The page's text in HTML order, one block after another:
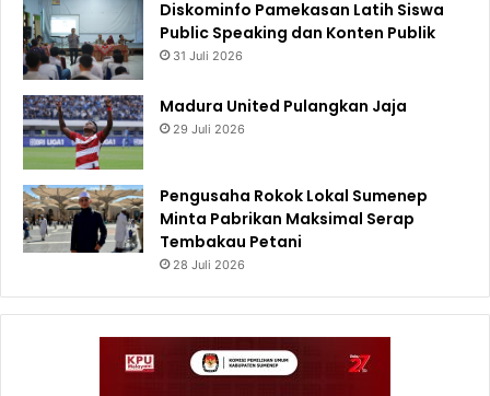
Diskominfo Pamekasan Latih Siswa
Public Speaking dan Konten Publik
31 Juli 2026
Madura United Pulangkan Jaja
29 Juli 2026
Pengusaha Rokok Lokal Sumenep
Minta Pabrikan Maksimal Serap
Tembakau Petani
28 Juli 2026